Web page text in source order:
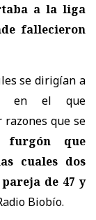
a la liga
fallecieron
se dirigían a
en el que
que se
furgón que
cuales dos
de47 y
Biobío.